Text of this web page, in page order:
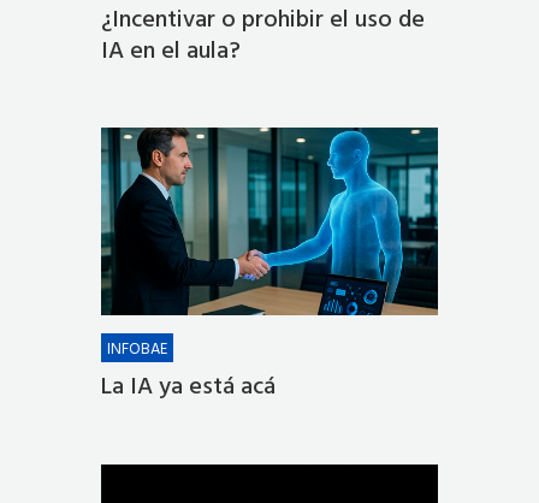
¿Incentivar o prohibir el uso de
IA en el aula?
INFOBAE
La IA ya está acá